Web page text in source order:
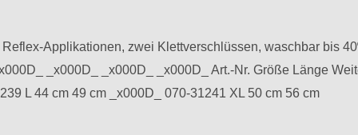
Applikationen, zwei Klettverschlüssen, waschbar bis
_x000D_ _x000D_ _x000D_ Art.-Nr. Größe Länge
L 44 cm 49 cm _x000D_ 070-31241 XL 50 cm 56 cm